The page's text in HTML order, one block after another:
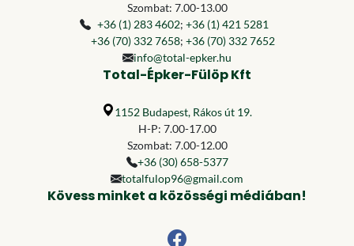
Szombat: 7.00-13.00
+36 (1) 283 4602; +36 (1) 421 5281
+36 (70) 332 7658; +36 (70) 332 7652
info@total-epker.hu
Total-Épker-Fülöp Kft
1152 Budapest, Rákos út 19.
H-P: 7.00-17.00
Szombat: 7.00-12.00
+36 (30) 658-5377
totalfulop96@gmail.com
Kövess minket a közösségi médiában!